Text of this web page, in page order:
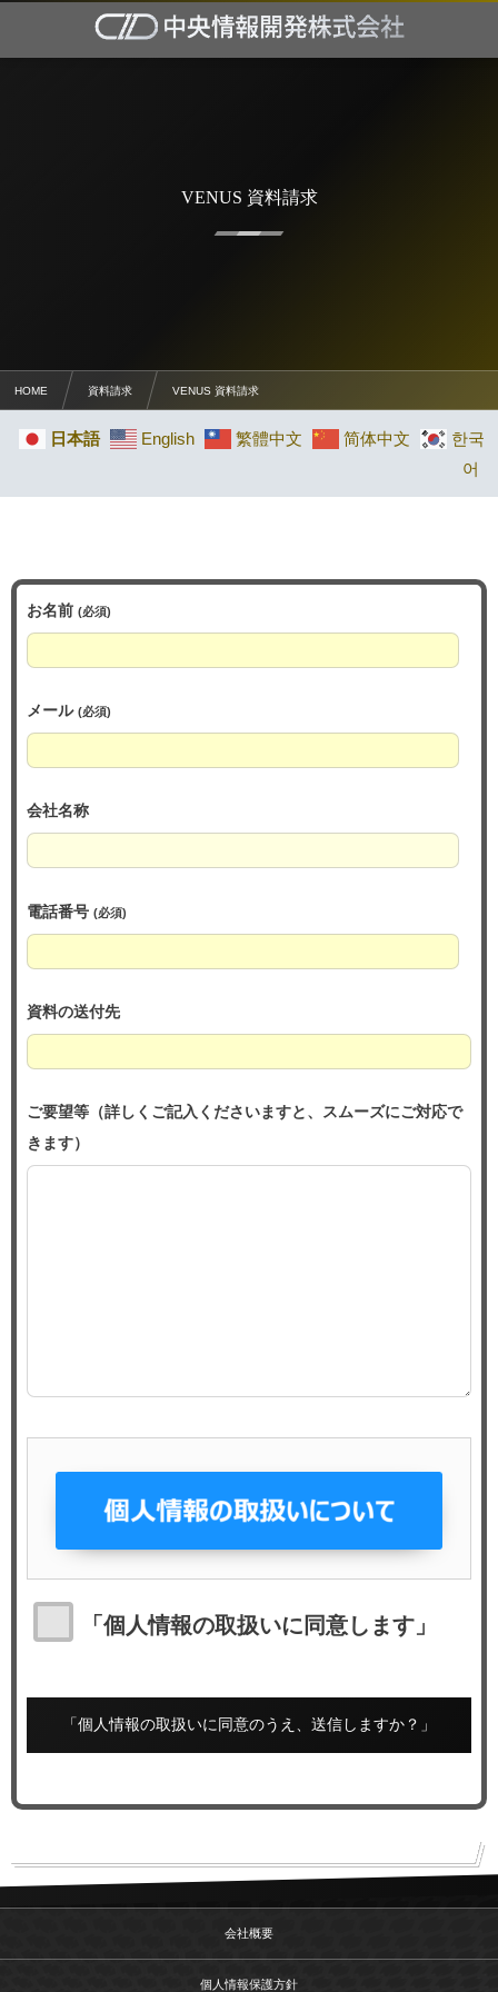
VENUS 資料請求
HOME 資料請求 VENUS 資料請求
日本語 English 繁體中文 简体中文
한국
어
お名前 (必須)
メール (必須)
会社名称
電話番号 (必須)
資料の送付先
ご要望等（詳しくご記入くださいますと、スムーズにご対応で
きます）
「個人情報の取扱いに同意します」
会社概要
個人情報保護方針